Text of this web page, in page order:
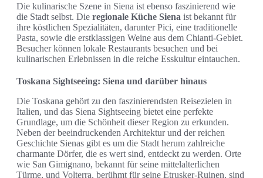
Die kulinarische Szene in Siena ist ebenso faszinierend wie
die Stadt selbst. Die regionale Küche Siena ist bekannt für
ihre köstlichen Spezialitäten, darunter Pici, eine traditionelle
Pasta, sowie die erstklassigen Weine aus dem Chianti-Gebiet.
Besucher können lokale Restaurants besuchen und bei
kulinarischen Erlebnissen in die reiche Esskultur eintauchen.
Toskana Sightseeing: Siena und darüber hinaus
Die Toskana gehört zu den faszinierendsten Reisezielen in
Italien, und das Siena Sightseeing bietet eine perfekte
Grundlage, um die Schönheit dieser Region zu erkunden.
Neben der beeindruckenden Architektur und der reichen
Geschichte Sienas gibt es um die Stadt herum zahlreiche
charmante Dörfer, die es wert sind, entdeckt zu werden. Orte
wie San Gimignano, bekannt für seine mittelalterlichen
Türme, und Volterra, berühmt für seine Etrusker-Ruinen, sind